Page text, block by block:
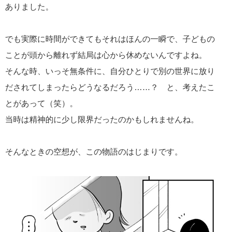
ありました。
でも実際に時間ができてもそれはほんの一瞬で、子どもの
ことが頭から離れず結局は心から休めないんですよね。
そんな時、いっそ無条件に、自分ひとりで別の世界に放り
だされてしまったらどうなるだろう……？ と、考えたこ
とがあって（笑）。
当時は精神的に少し限界だったのかもしれませんね。
そんなときの空想が、この物語のはじまりです。